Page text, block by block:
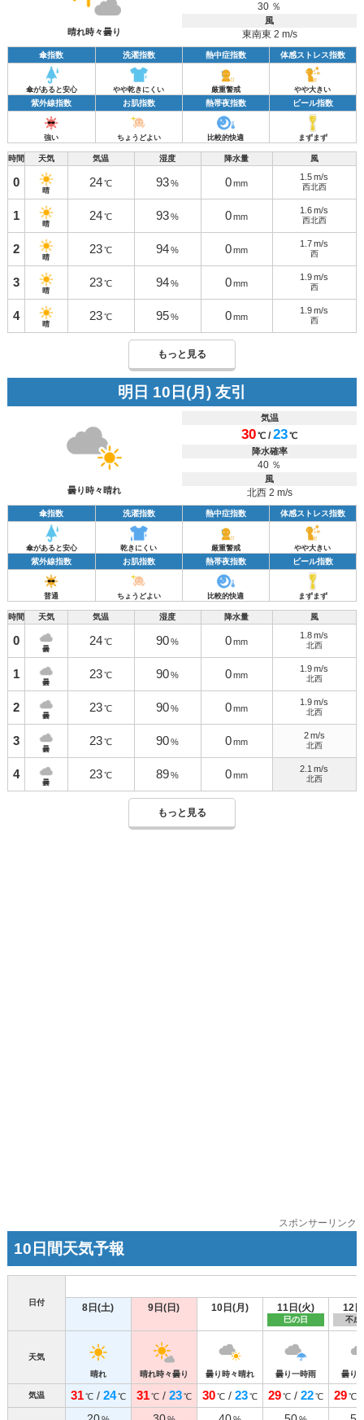
晴れ時々曇り
30 ％
風
東南東 2 m/s
傘指数 洗濯指数 熱中症指数 体感ストレス指数
傘があると安心 やや乾きにくい 厳重警戒 やや大きい
紫外線指数 お肌指数 熱帯夜指数 ビール指数
強い ちょうどよい 比較的快適 まずまず
時間 天気 気温 湿度 降水量 風
0
晴
24 ℃ 93 % 0 mm
1.5 m/s
西北西
1
晴
24 ℃ 93 % 0 mm
1.6 m/s
西北西
2
晴
23 ℃ 94 % 0 mm
1.7 m/s
西
3
晴
23 ℃ 94 % 0 mm
1.9 m/s
西
4
晴
23 ℃ 95 % 0 mm
1.9 m/s
西
もっと見る
明日 10日(月) 友引
曇り時々晴れ
気温
30℃ /23℃
降水確率
40 ％
風
北西 2 m/s
傘指数 洗濯指数 熱中症指数 体感ストレス指数
傘があると安心 乾きにくい 厳重警戒 やや大きい
紫外線指数 お肌指数 熱帯夜指数 ビール指数
普通 ちょうどよい 比較的快適 まずまず
時間 天気 気温 湿度 降水量 風
0
曇
24 ℃ 90 % 0 mm
1.8 m/s
北西
1
曇
23 ℃ 90 % 0 mm
1.9 m/s
北西
2
曇
23 ℃ 90 % 0 mm
1.9 m/s
北西
3
曇
23 ℃ 90 % 0 mm
2m/s
北西
4
曇
23 ℃ 89 % 0 mm
2.1 m/s
北西
もっと見る
スポンサーリンク
10日間天気予報
日付 8日(土) 9日(日) 10日(月) 11日(火)
巳の日
12
不成
天気
晴れ
晴れ時々曇り 曇り時々晴れ 曇り一時雨 曇り
気温 31℃/ 24℃ 31℃/ 23℃ 30℃/ 23℃ 29℃/ 22℃ 29℃